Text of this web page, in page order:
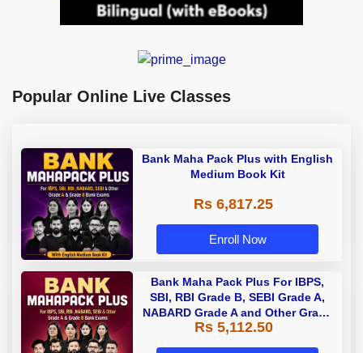
Popular Online Live Classes
Bank Maha Pack Plus with English
Medium Book Kit
Rs 6,817.25
Enroll Now
Bank Maha Pack Plus For IBPS,
SBI, RBI Grade B, SEBI Grade A,
NABARD Grade A and Other Grade
A & Grade B Bank Exams
Rs 5,112.50